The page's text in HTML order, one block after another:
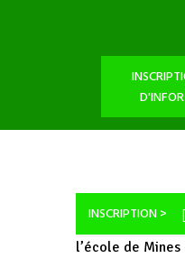
INSCRIPTION >
l’école de